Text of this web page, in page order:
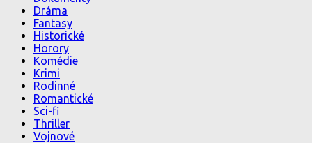
Dráma
Fantasy
Historické
Horory
Komédie
Krimi
Rodinné
Romantické
Sci-fi
Thriller
Vojnové